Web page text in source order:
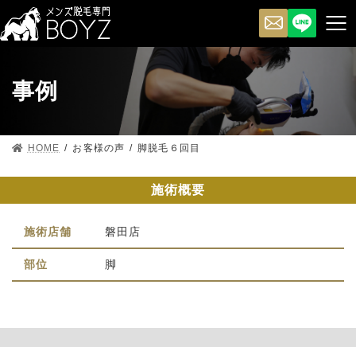
事例
HOME お客様の声 脚脱毛６回目
施術概要
施術店舗 磐田店
部位 脚